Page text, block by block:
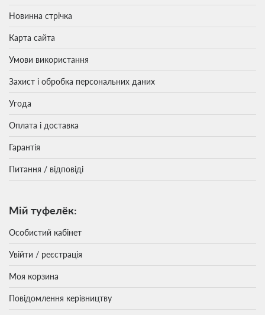
Новинна стрічка
Карта сайта
Умови використання
Захист і обробка персональних даних
Угода
Оплата і доставка
Гарантія
Питання / відповіді
Мій туфелёк:
Особистий кабінет
Увійти / реєстрація
Моя корзина
Повідомлення керівництву